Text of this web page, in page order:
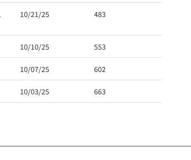
10/21/25 483
10/10/25 553
10/07/25 602
10/03/25 663